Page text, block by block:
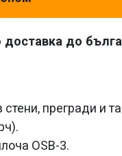
до
прегради и
OSB-3.